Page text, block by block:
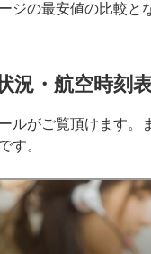
ジの最安値の比較と
況・航空時刻
ルがご覧頂けます。
す。